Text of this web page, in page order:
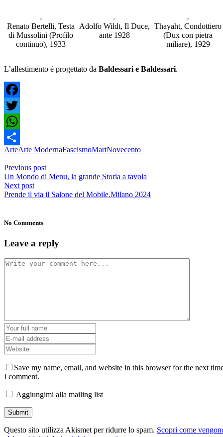
Renato Bertelli, Testa
di Mussolini (Profilo
continuo), 1933
Adolfo Wildt, Il Duce,
ante 1928
Thayaht, Condottiero
(Dux con pietra
miliare), 1929
L’allestimento è progettato da Baldessari e Baldessari.
Facebook
Twitter
WhatsApp
Condividi
ArteArte ModernaFascismoMartNovecento
Previous post
Un Mondo di Menu, la grande Storia a tavola
Next post
Prende il via il Salone del Mobile.Milano 2024
No Comments
Leave a reply
Save my name, email, and website in this browser for the next
I comment.
Aggiungimi alla mailing list
Questo sito utilizza Akismet per ridurre lo spam. Scopri come